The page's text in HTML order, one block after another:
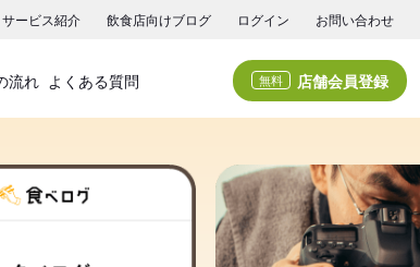
サービス紹介 飲食店向けブログ ログイン お問い合わせ
流れ よくある質問 無料 店舗会員登録